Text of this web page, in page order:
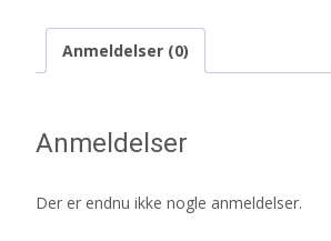
Anmeldelser (0)
Anmeldelser
Der er endnu ikke nogle anmeldelser.